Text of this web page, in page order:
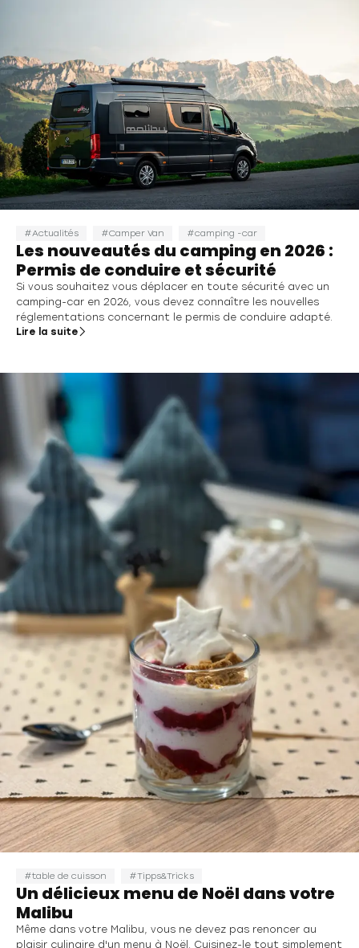
Actualités Camper Van camping -car
Les nouveautés du camping en 2026 :
Permis de conduire et sécurité
Si vous souhaitez vous déplacer en toute sécurité avec un
camping-car en 2026, vous devez connaître les nouvelles
réglementations concernant le permis de conduire adapté.
Lire la suite
table de cuisson Tipps&Tricks
Un délicieux menu de Noël dans votre
Malibu
Même dans votre Malibu, vous ne devez pas renoncer au
plaisir culinaire d'un menu à Noël. Cuisinez-le tout simplement